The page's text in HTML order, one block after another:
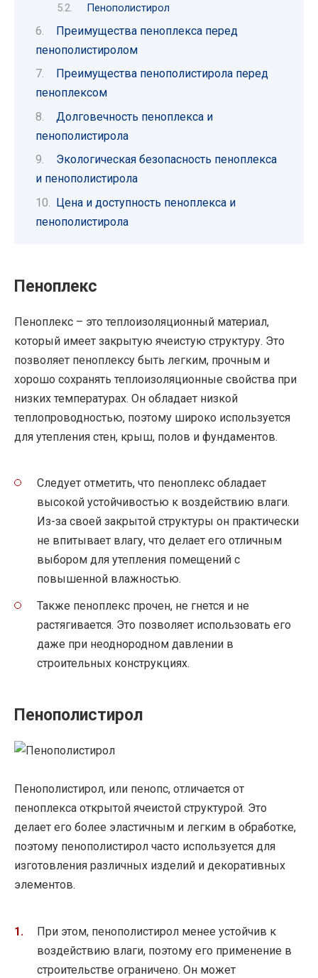
Пенополистирол
Преимущества пеноплекса перед
пенополистиролом
Преимущества пенополистирола перед
пеноплексом
Долговечность пеноплекса и
пенополистирола
Экологическая безопасность пеноплекса
и пенополистирола
Цена и доступность пеноплекса и
пенополистирола
Пеноплекс
Пеноплекс – это теплоизоляционный материал,
который имеет закрытую ячеистую структуру. Это
позволяет пеноплексу быть легким, прочным и
хорошо сохранять теплоизоляционные свойства при
низких температурах. Он обладает низкой
теплопроводностью, поэтому широко используется
для утепления стен, крыш, полов и фундаментов.
Следует отметить, что пеноплекс обладает
высокой устойчивостью к воздействию влаги.
Из-за своей закрытой структуры он практически
не впитывает влагу, что делает его отличным
выбором для утепления помещений с
повышенной влажностью.
Также пеноплекс прочен, не гнется и не
растягивается. Это позволяет использовать его
даже при неоднородном давлении в
строительных конструкциях.
Пенополистирол
Пенополистирол, или пенопс, отличается от
пеноплекса открытой ячеистой структурой. Это
делает его более эластичным и легким в обработке,
поэтому пенополистирол часто используется для
изготовления различных изделий и декоративных
элементов.
При этом, пенополистирол менее устойчив к
воздействию влаги, поэтому его применение в
строительстве ограничено. Он может